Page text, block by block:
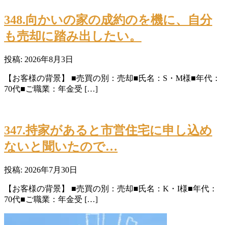
348.向かいの家の成約のを機に、自分
も売却に踏み出したい。
投稿: 2026年8月3日
【お客様の背景】 ■売買の別：売却■氏名：S・M様■年代：
70代■ご職業：年金受 […]
347.持家があると市営住宅に申し込め
ないと聞いたので…
投稿: 2026年7月30日
【お客様の背景】 ■売買の別：売却■氏名：K・I様■年代：
70代■ご職業：年金受 […]